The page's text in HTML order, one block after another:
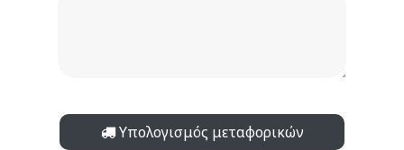
Υπολογισμός μεταφορικών